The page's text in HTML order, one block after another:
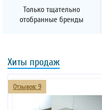
Только тщательно
отобранные бренды
Хиты продаж
Отзывов: 9